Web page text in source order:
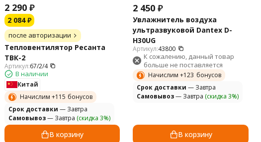
2 290 ₽
2 084 ₽
после авторизации
Тепловентилятор Ресанта
ТВК-2
Артикул:67/2/4
В наличии
Китай
Начислим +115 бонусов
Cрок доставки — Завтра
Самовывоз— Завтра (скидка 3%)
В корзину
2 450 ₽
Увлажнитель воздуха
ультразвуковой Dantex D-
H30UG
Артикул:43800
К сожалению, данный товар
больше не поставляется
Начислим +123 бонусов
Cрок доставки — Завтра
Самовывоз— Завтра (скидка 3%)
В корзину